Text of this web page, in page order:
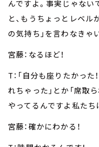
んですよ。事実じゃない
と、もうちょっとレベル
の気持ち」を言わなきゃ
宮藤：なるほど！
T：「自分も座りたかった
れちゃった」とか「席取
やってるんですよ私たち
宮藤：確かにわかる！